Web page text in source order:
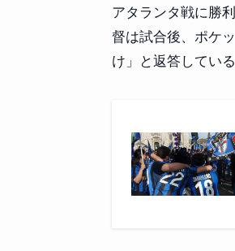
アタランタ戦に勝
督は試合後、ポケ
け」と返答している